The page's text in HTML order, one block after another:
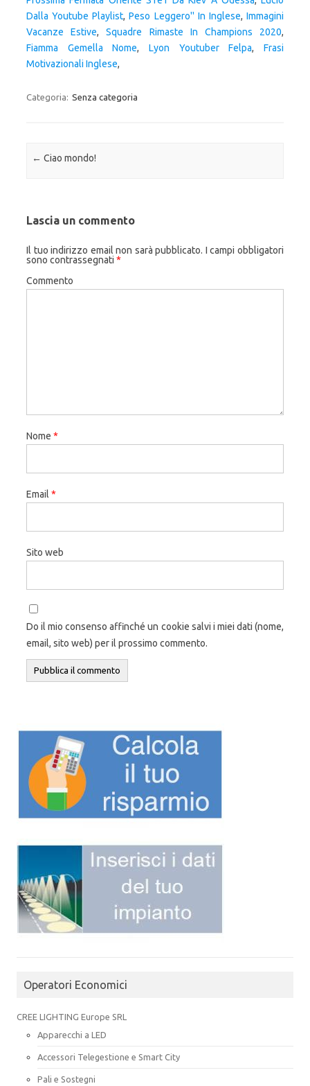
Dalla Youtube Playlist,Peso Leggero'' In Inglese,Immagini
Vacanze Estive,Squadre Rimaste In Champions 2020,
Fiamma Gemella Nome,Lyon Youtuber Felpa,Frasi
Motivazionali Inglese,
Categoria: Senza categoria
Navigazione articolo
← Ciao mondo!
Lascia un commento
Il tuo indirizzo email non sarà pubblicato. I campi obbligatori
sono contrassegnati *
Commento
Nome *
Email *
Sito web
Do il mio consenso affinché un cookie salvi i miei dati (nome,
email, sito web) per il prossimo commento.
Operatori Economici
CREE LIGHTING Europe SRL
Apparecchi a LED
Accessori Telegestione e Smart City
Pali e Sostegni